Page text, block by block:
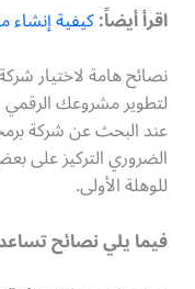
اقرأ أيضاً:كيفية
نصائح هامة لاختيار
لتطوير مشروعك الرقمي
عند البحث عن شركة
الضروري التركيز على
للوهلة الأولى.
فيما يلي نصائح